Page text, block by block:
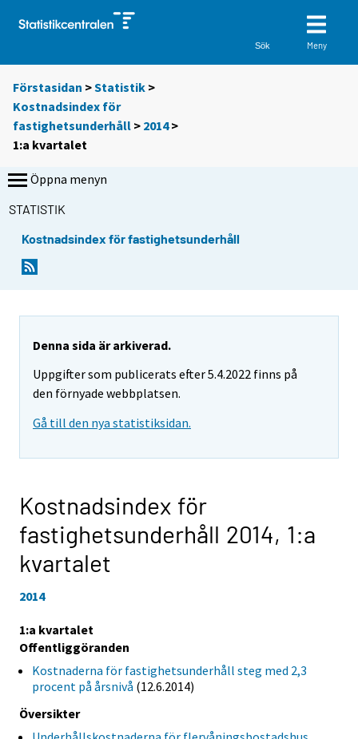
Sök Meny
Förstasidan >Statistik >
Kostnadsindex för
fastighetsunderhåll > 2014>
1:a kvartalet
Öppna menyn
STATISTIK
Kostnadsindex för fastighetsunderhåll
Denna sida är arkiverad.
Uppgifter som publicerats efter 5.4.2022 finns på
den förnyade webbplatsen.
Gå till den nya statistiksidan.
Kostnadsindex för
fastighetsunderhåll 2014, 1:a
kvartalet
2014
1:a kvartalet
Offentliggöranden
Kostnaderna för fastighetsunderhåll steg med 2,3
procent på årsnivå (12.6.2014)
Översikter